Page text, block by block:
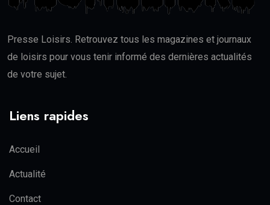
Presse Loisirs. Retrouvez tous les magazines et journaux
de loisirs pour vous tenir informé des dernières actualités
de votre sujet.
Liens rapides
Accueil
Actualité
Contact